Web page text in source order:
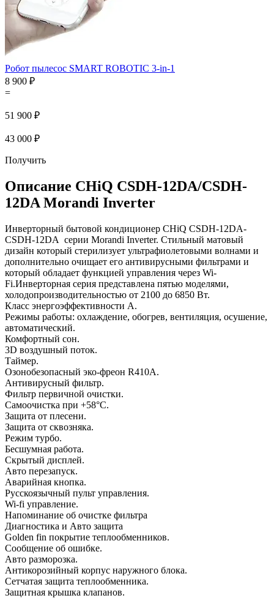
Робот пылесос SMART ROBOTIC 3-in-1
8 900 ₽
=
51 900 ₽
43 000 ₽
Получить
Описание CHiQ CSDH-12DA/CSDH-
12DA Morandi Inverter
Инверторный бытовой кондиционер CHiQ CSDH-12DA-
CSDH-12DA серии Morandi Inverter. Стильный матовый
дизайн который стерилизует ультрафиолетовыми волнами и
дополнительно очищает его антивирусными фильтрами и
который обладает функцией управления через Wi-
Fi.Инверторная серия представлена пятью моделями,
холодопроизводительностью от 2100 до 6850 Вт.
Класс энергоэффективности А.
Режимы работы: охлаждение, обогрев, вентиляция, осушение,
автоматический.
Комфортный сон.
3D воздушный поток.
Таймер.
Озонобезопасный эко-фреон R410A.
Антивирусный фильтр.
Фильтр первичной очистки.
Самоочистка при +58°C.
Защита от плесени.
Защита от сквозняка.
Режим турбо.
Бесшумная работа.
Скрытый дисплей.
Авто перезапуск.
Аварийная кнопка.
Русскоязычный пульт управления.
Wi-fi управление.
Напоминание об очистке фильтра
Диагностика и Авто защита
Golden fin покрытие теплообменников.
Сообщение об ошибке.
Авто разморозка.
Антикорозийный корпус наружнoго блока.
Cетчатая защита теплообменника.
Защитная крышка клапанов.